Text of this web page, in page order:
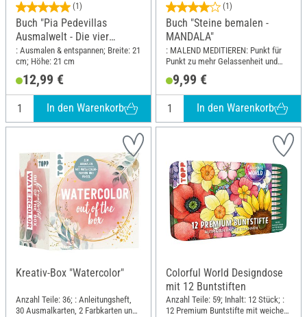
(1)
Buch "Pia Pedevillas
Ausmalwelt - Die vier
Jahreszeiten"
: Ausmalen & entspannen; Breite: 21
cm; Höhe: 21 cm
12,99 €
In den Warenkorb
(1)
Buch "Steine bemalen -
MANDALA"
: MALEND MEDITIEREN: Punkt für
Punkt zu mehr Gelassenheit und
24.1 cm
9,99 €
In den Warenkorb
Kreativ-Box "Watercolor"
Anzahl Teile: 36; : Anleitungsheft,
30 Ausmalkarten, 2 Farbkarten und
Colorful World Designdose
mit 12 Buntstiften
Anzahl Teile: 59; Inhalt: 12 Stück; :
12 Premium Buntstifte mit weichen